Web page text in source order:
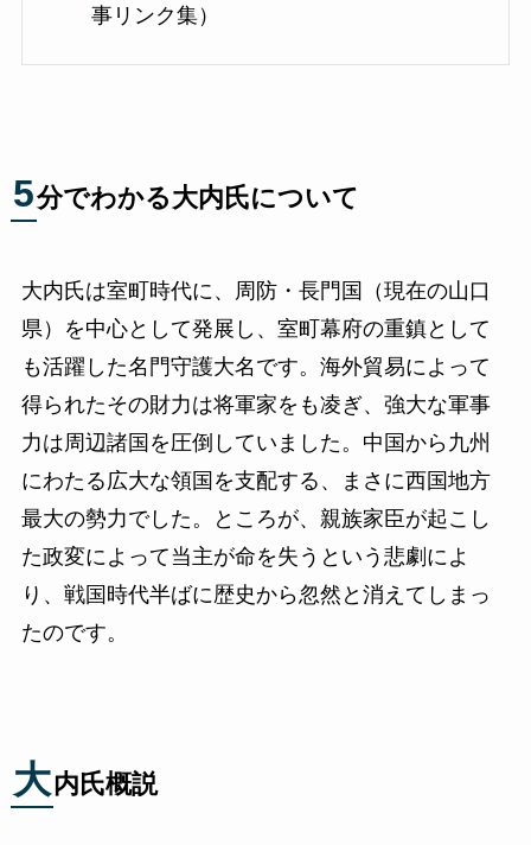
事リンク集）
5分でわかる大内氏について
大内氏は室町時代に、周防・長門国（現在の山口
県）を中心として発展し、室町幕府の重鎮として
も活躍した名門守護大名です。海外貿易によって
得られたその財力は将軍家をも凌ぎ、強大な軍事
力は周辺諸国を圧倒していました。中国から九州
にわたる広大な領国を支配する、まさに西国地方
最大の勢力でした。ところが、親族家臣が起こし
た政変によって当主が命を失うという悲劇によ
り、戦国時代半ばに歴史から忽然と消えてしまっ
たのです。
大内氏概説